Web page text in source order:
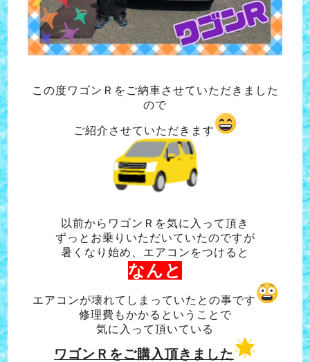
この度ワゴンＲをご納車させていただきました
ので
ご紹介させていただきます
以前からワゴンＲを気に入って頂き
ずっとお乗りいただいていたのですが
暑くなり始め、エアコンをつけると
なんと
エアコンが壊れてしまっていたとの事です
修理費もかかるということで
気に入って頂いている
ワゴンＲをご購入頂きました